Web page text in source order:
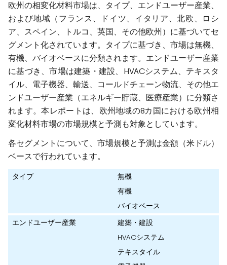
欧州の相変化材料市場は、タイプ、エンドユーザー産業、
および地域（フランス、ドイツ、イタリア、北欧、ロシ
ア、スペイン、トルコ、英国、その他欧州）に基づいてセ
グメント化されています。タイプに基づき、市場は無機、
有機、バイオベースに分類されます。エンドユーザー産業
に基づき、市場は建築・建設、HVACシステム、テキスタ
イル、電子機器、輸送、コールドチェーン物流、その他エ
ンドユーザー産業（エネルギー貯蔵、医療産業）に分類さ
れます。本レポートは、欧州地域の8カ国における欧州相
変化材料市場の市場規模と予測も対象としています。
各セグメントについて、市場規模と予測は金額（米ドル）
ベースで行われています。
タイプ
無機
有機
バイオベース
エンドユーザー産業
建築・建設
HVACシステム
テキスタイル